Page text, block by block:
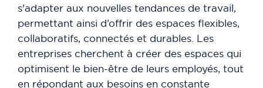
s'adapter aux nouvelles tendances de travail,
permettant ainsi d’offrir des espaces flexibles,
collaboratifs, connectés et durables. Les
entreprises cherchent à créer des espaces qui
optimisent le bien-être de leurs employés, tout
en répondant aux besoins en constante